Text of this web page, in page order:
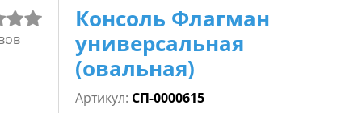
Консоль Флагман
универсальная
(овальная)
Артикул: СП-0000615